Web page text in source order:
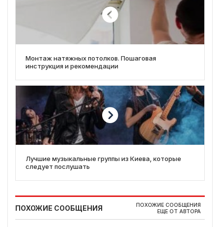
Монтаж натяжных потолков. Пошаговая
инструкция и рекомендации
Лучшие музыкальные группы из Киева, которые
следует послушать
ПОХОЖИЕ СООБЩЕНИЯ
ПОХОЖИЕ СООБЩЕНИЯ
ЕЩЕ ОТ АВТОРА